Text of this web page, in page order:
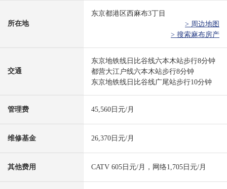
所在地
东京都港区西麻布3丁目
> 周边地图
> 搜索麻布房产
交通
东京地铁线日比谷线六本木站步行8分钟
都营大江户线六本木站步行8分钟
东京地铁线日比谷线广尾站步行10分钟
管理费 45,560日元/月
维修基金 26,370日元/月
其他费用 CATV 605日元/月，网络1,705日元/月